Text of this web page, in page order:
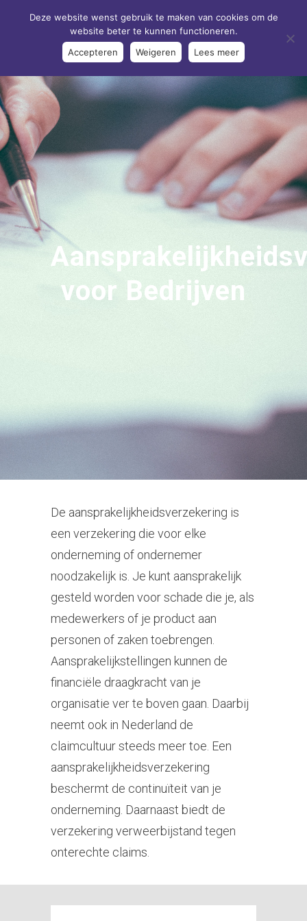
voor Bedrijven
De aansprakelijkheidsverzekering is
een verzekering die voor elke
onderneming of ondernemer
noodzakelijk is. Je kunt aansprakelijk
gesteld worden voor schade die je, als
medewerkers of je product aan
personen of zaken toebrengen.
Aansprakelijkstellingen kunnen de
financiële draagkracht van je
organisatie ver te boven gaan. Daarbij
neemt ook in Nederland de
claimcultuur steeds meer toe. Een
aansprakelijkheidsverzekering
beschermt de continuïteit van je
onderneming. Daarnaast biedt de
verzekering verweerbijstand tegen
onterechte claims.
Deze website wenst gebruik te maken van cookies om de
website beter te kunnen functioneren.
Accepteren
Weigeren Lees meer